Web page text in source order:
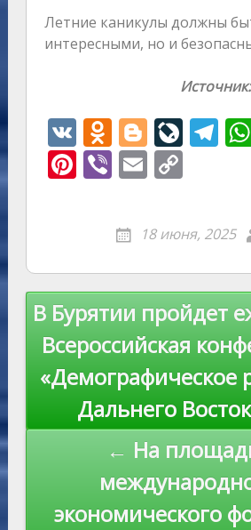
Летние каникулы должны
интересными, но и
Источник:
V
K
O
d
n
o
kl
as
s
ni
ki
Bl
o
g
er
Li
v
eJ
u
r
n
al
T
a
m
Pi
st
Vi
er
E
ai
l
C
p
y
Li
n
k
18 июня, 2025
Навигация
по
записям
В Бурятии пройдет
Всероссийская
«Демографическое
Дальнего
← На
экономического